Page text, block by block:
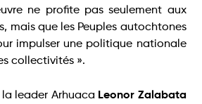
ne profite pas seulement aux
mais que les Peuples autochtones
impulser une politique nationale
collectivités ».
la leader Arhuaca Leonor Zalabata